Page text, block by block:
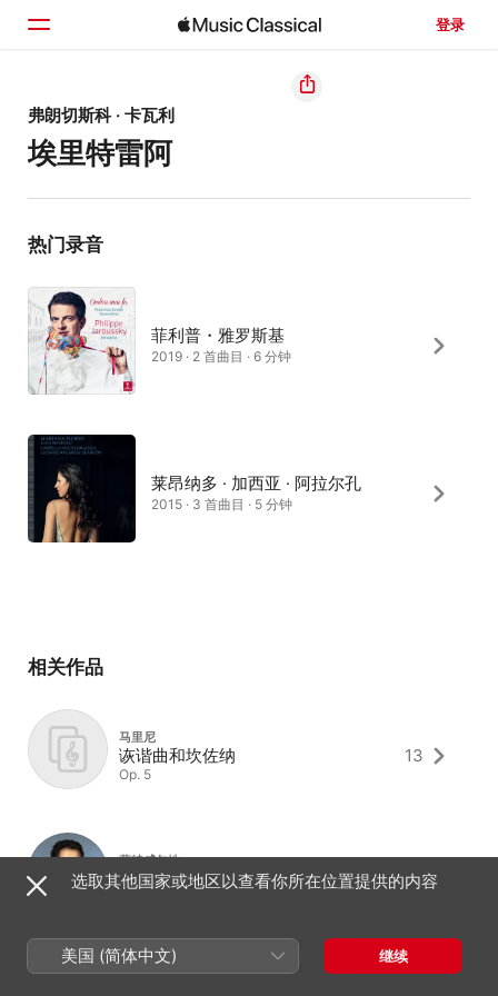
登录
主页
浏览
搜索
弗朗切斯科 · 卡瓦利
埃里特雷阿
热门录音
菲利普・雅罗斯基
2019 · 2 首曲目 · 6 分钟
莱昂纳多 · 加西亚 · 阿拉尔孔
2015 · 3 首曲目 · 5 分钟
相关作品
马里尼
诙谐曲和坎佐纳
Op. 5
13
蒙特威尔地
让我们歌唱爱情 15
选取其他国家或地区以查看你所在位置提供的内容
美国 (简体中文) 继续